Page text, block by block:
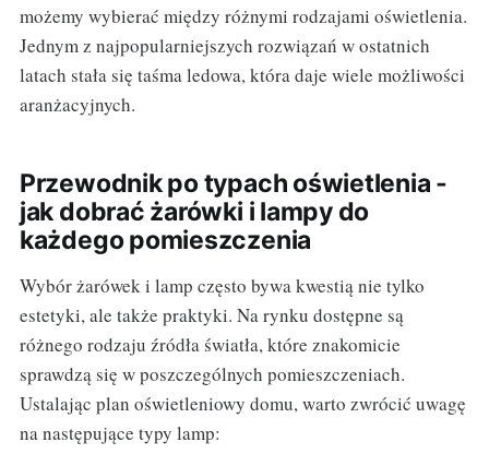
możemy wybierać między różnymi rodzajami oświetlenia.
Jednym z najpopularniejszych rozwiązań w ostatnich
latach stała się taśma ledowa, która daje wiele możliwości
aranżacyjnych.
Przewodnik po typach oświetlenia -
jak dobrać żarówki i lampy do
każdego pomieszczenia
Wybór żarówek i lamp często bywa kwestią nie tylko
estetyki, ale także praktyki. Na rynku dostępne są
różnego rodzaju źródła światła, które znakomicie
sprawdzą się w poszczególnych pomieszczeniach.
Ustalając plan oświetleniowy domu, warto zwrócić uwagę
na następujące typy lamp: